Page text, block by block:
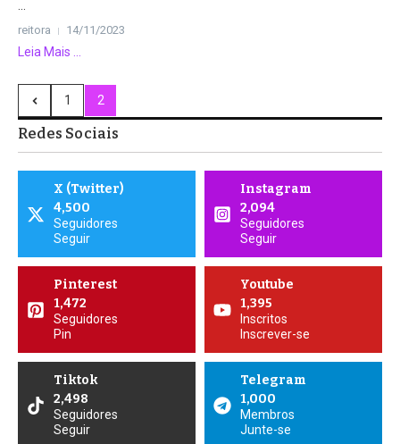
reitora 14/11/2023
Leia Mais ...
1 2
Redes Sociais
X (Twitter)
4,500
Seguidores
Seguir
Instagram
2,094
Seguidores
Seguir
Pinterest
1,472
Seguidores
Pin
Youtube
1,395
Inscritos
Inscrever-se
Tiktok
2,498
Seguidores
Seguir
Telegram
1,000
Membros
Junte-se